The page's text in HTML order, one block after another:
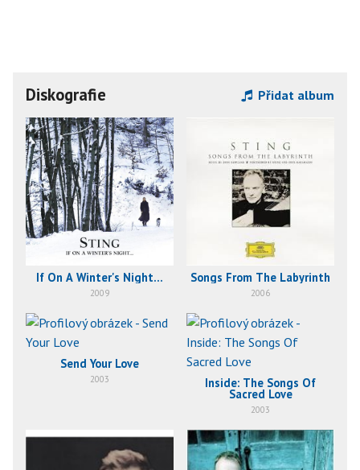
Diskografie Přidat album
If On A Winter's Night...
2009
Songs From The Labyrinth
2006
Send Your Love
2003 Inside: The Songs Of
Sacred Love
2003